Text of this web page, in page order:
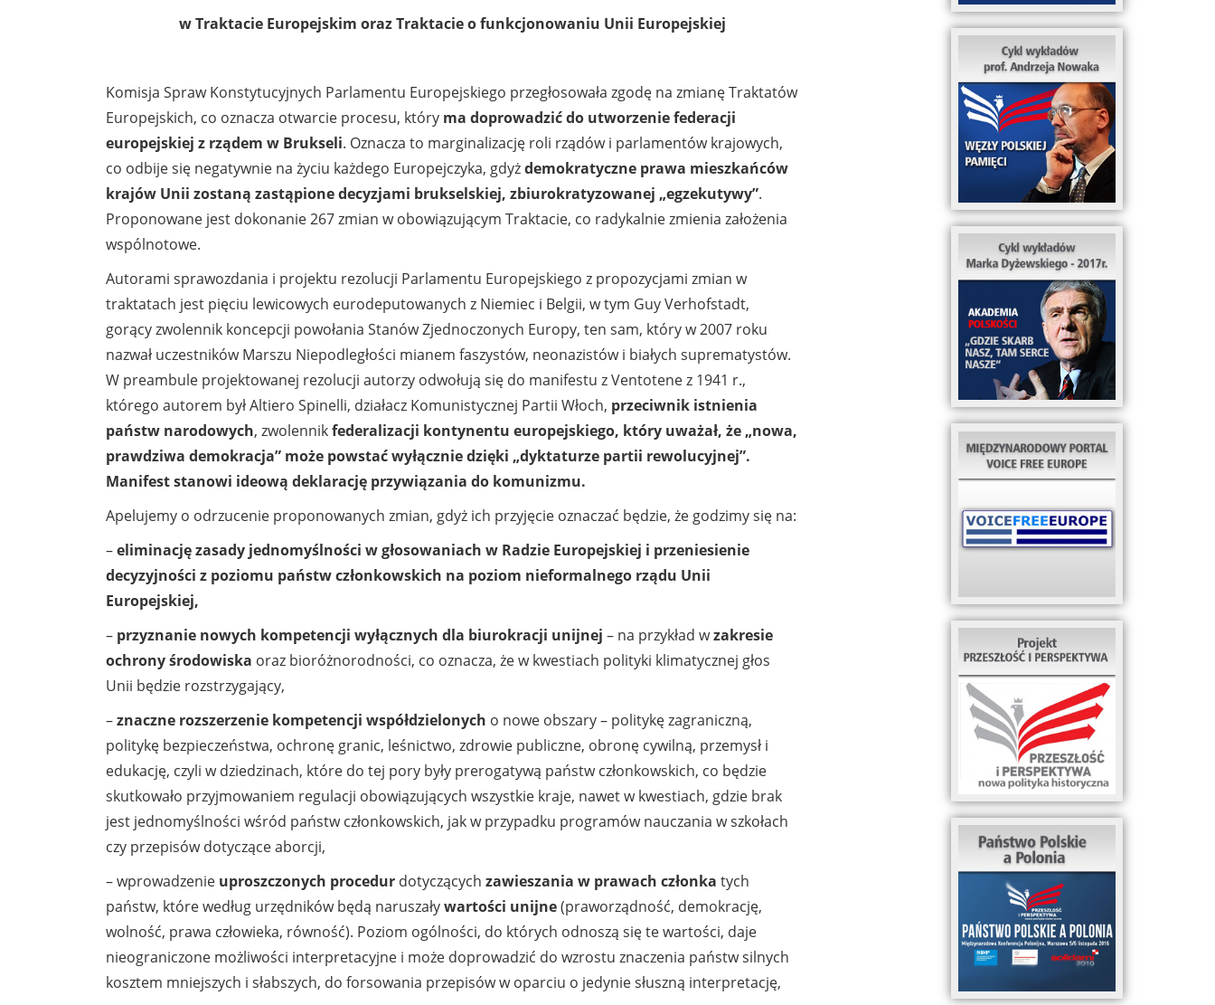
w Traktacie Europejskim oraz Traktacie o funkcjonowaniu Unii Europejskiej
Komisja Spraw Konstytucyjnych Parlamentu Europejskiego przegłosowała zgodę na zmianę Traktatów
Europejskich, co oznacza otwarcie procesu, który ma doprowadzić do utworzenie federacji
europejskiej z rządem w Brukseli. Oznacza to marginalizację roli rządów i parlamentów krajowych,
co odbije się negatywnie na życiu każdego Europejczyka, gdyżdemokratyczne prawa mieszkańców
krajów Unii zostaną zastąpione decyzjami brukselskiej, zbiurokratyzowanej „egzekutywy”.
Proponowane jest dokonanie 267 zmian w obowiązującym Traktacie, co radykalnie zmienia założenia
wspólnotowe.
Autorami sprawozdania i projektu rezolucji Parlamentu Europejskiego z propozycjami zmian w
traktatach jest pięciu lewicowych eurodeputowanych z Niemiec i Belgii, w tym Guy Verhofstadt,
gorący zwolennik koncepcji powołania Stanów Zjednoczonych Europy, ten sam, który w 2007 roku
nazwał uczestników Marszu Niepodległości mianem faszystów, neonazistów i białych suprematystów.
W preambule projektowanej rezolucji autorzy odwołują się do manifestu z Ventotene z 1941 r.,
którego autorem był Altiero Spinelli, działacz Komunistycznej Partii Włoch, przeciwnik istnienia
państw narodowych, zwolennikfederalizacji kontynentu europejskiego, który uważał, że „nowa,
prawdziwa demokracja” może powstać wyłącznie dzięki „dyktaturze partii rewolucyjnej”.
Manifest stanowi ideową deklarację przywiązania do komunizmu.
Apelujemy o odrzucenie proponowanych zmian, gdyż ich przyjęcie oznaczać będzie, że godzimy się na:
–eliminację zasady jednomyślności w głosowaniach w Radzie Europejskiej i przeniesienie
decyzyjności z poziomu państw członkowskich na poziom nieformalnego rządu Unii
Europejskiej,
– przyznanie nowych kompetencji wyłącznych dla biurokracji unijnej – na przykład wzakresie
ochrony środowiska oraz bioróżnorodności, co oznacza, że w kwestiach polityki klimatycznej głos
Unii będzie rozstrzygający,
–znaczne rozszerzenie kompetencji współdzielonych o nowe obszary – politykę zagraniczną,
politykę bezpieczeństwa, ochronę granic, leśnictwo, zdrowie publiczne, obronę cywilną, przemysł i
edukację, czyli w dziedzinach, które do tej pory były prerogatywą państw członkowskich, co będzie
skutkowało przyjmowaniem regulacji obowiązujących wszystkie kraje, nawet w kwestiach, gdzie brak
jest jednomyślności wśród państw członkowskich, jak w przypadku programów nauczania w szkołach
czy przepisów dotyczące aborcji,
– wprowadzenie uproszczonych procedur dotyczących zawieszania w prawach członka tych
państw, które według urzędników będą naruszaływartości unijne(praworządność, demokrację,
wolność, prawa człowieka, równość). Poziom ogólności, do których odnoszą się te wartości, daje
nieograniczone możliwości interpretacyjne i może doprowadzić do wzrostu znaczenia państw silnych
kosztem mniejszych i słabszych, do forsowania przepisów w oparciu o jedynie słuszną interpretację,